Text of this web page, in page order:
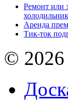
Ремонт или
Аренда
Тик-ток
© 2026